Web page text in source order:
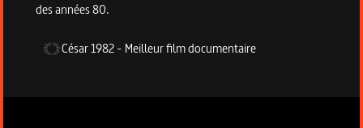
des années 80.
César1982- Meilleur film documentaire